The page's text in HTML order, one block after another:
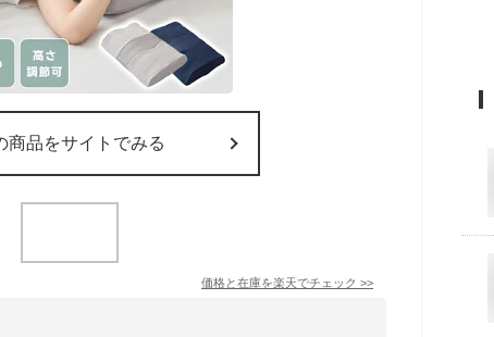
商品をサイトでみる
価格と在庫を楽天でチェック >>